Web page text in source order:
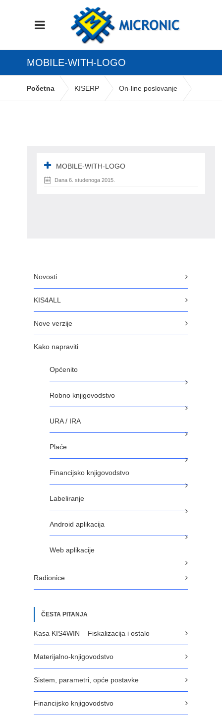
MOBILE-WITH-LOGO
Početna KISERP On-line poslovanje
Novosti
KIS4ALL
Nove verzije
Kako napraviti
Općenito
Robno knjigovodstvo
URA / IRA
Plaće
Financijsko knjigovodstvo
Labeliranje
Android aplikacija
Web aplikacije
Radionice
ČESTA PITANJA
Kasa KIS4WIN – Fiskalizacija i ostalo
Materijalno-knjigovodstvo
Sistem, parametri, opće postavke
Financijsko knjigovodstvo
MOBILE-WITH-LOGO
Dana 6. studenoga 2015.